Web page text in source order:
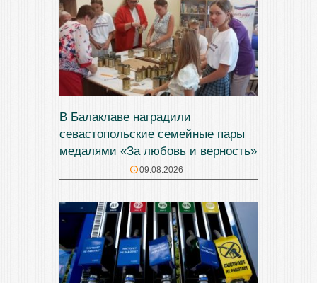
В Балаклаве наградили
севастопольские семейные пары
медалями «За любовь и верность»
09.08.2026